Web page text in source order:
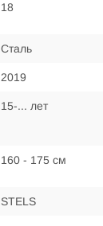
18
Сталь
2019
15-... лет
160 - 175 см
STELS